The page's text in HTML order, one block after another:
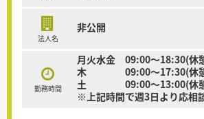
法人名
非公開
勤務時間
月火水金 09:00～18:30(休
木 09:00～17:30(休
土 09:00～13:00(休憩
※上記時間で週3日より応相